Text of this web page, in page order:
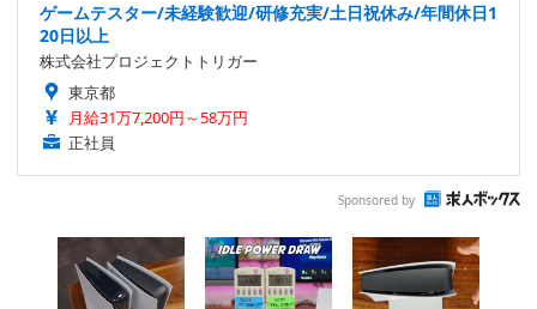
ゲームテスター/未経験歓迎/研修充実/土日祝休み/年間休日1
20日以上
株式会社プロジェクトトリガー
東京都
月給31万7,200円～58万円
正社員
Sponsored by